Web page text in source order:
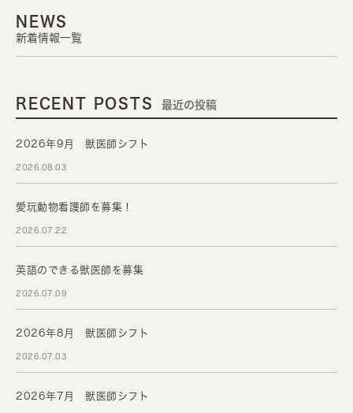
NEWS
新着情報一覧
RECENT POSTS 最近の投稿
2026年9月 獣医師シフト
2026.08.03
愛玩動物看護師を募集！
2026.07.22
英語のできる獣医師を募集
2026.07.09
2026年8月 獣医師シフト
2026.07.03
2026年7月 獣医師シフト